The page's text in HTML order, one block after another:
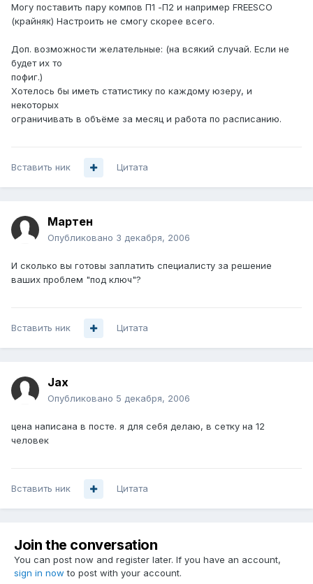
Могу поставить пару компов П1 -П2 и например FREESCO
(крайняк) Настроить не смогу скорее всего.
Доп. возможности желательные: (на всякий случай. Если не
будет их то
пофиг.)
Хотелось бы иметь статистику по каждому юзеру, и
некоторых
ограничивать в объёме за месяц и работа по расписанию.
Вставить ник Цитата
Мартен
Опубликовано 3 декабря, 2006
И сколько вы готовы заплатить специалисту за решение
ваших проблем "под ключ"?
Вставить ник Цитата
Jax
Опубликовано 5 декабря, 2006
цена написана в посте. я для себя делаю, в сетку на 12
человек
Вставить ник Цитата
Join the conversation
You can post now and register later. If you have an account,
sign in now to post with your account.